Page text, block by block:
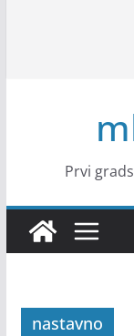
Prvi
nastavno